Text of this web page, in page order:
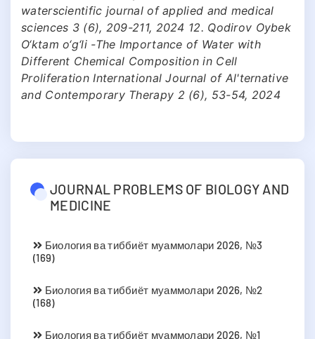
waterscientific journal of applied and medical
sciences 3 (6), 209-211, 2024 12. Qodirov Oybek
O‘ktam o‘g‘li -The Importance of Water with
Different Chemical Composition in Cell
Proliferation International Journal of Al'ternative
and Contemporary Therapy 2 (6), 53-54, 2024
JOURNAL PROBLEMS OF BIOLOGY AND
MEDICINE
Биология ва тиббиёт муаммолари 2026, №3
(169)
Биология ва тиббиёт муаммолари 2026, №2
(168)
Биология ва тиббиёт муаммолари 2026, №1